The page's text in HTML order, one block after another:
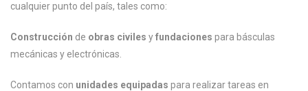
cualquier punto del país, tales como:
Construcción de obras civiles yfundaciones para básculas
mecánicas y electrónicas.
Contamos con unidades equipadas para realizar tareas en